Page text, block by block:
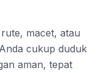
macet, atau
cukup duduk
aman, tepat